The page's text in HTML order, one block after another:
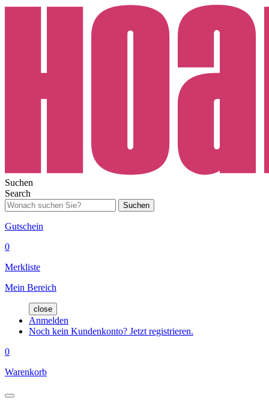
Suchen
Search
Suchen
Gutschein
0
Merkliste
Mein Bereich
close
Anmelden
Noch kein Kundenkonto? Jetzt registrieren.
0
Warenkorb